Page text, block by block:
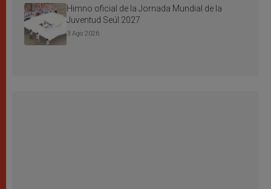
Himno oficial de la Jornada Mundial de la
Juventud Seúl 2027
3 Ago 2026